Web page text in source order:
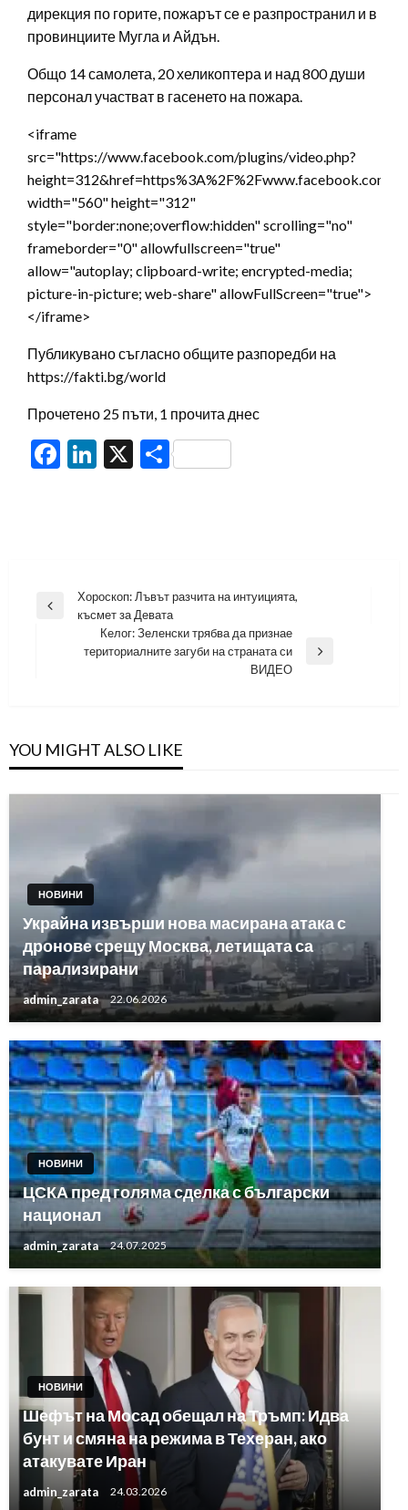
дирекция по горите, пожарът се е разпространил и в
провинциите Мугла и Айдън.
Общо 14 самолета, 20 хеликоптера и над 800 души
персонал участват в гасенето на пожара.
<iframe
src="https://www.facebook.com/plugins/video.php?
width="560" height="312"
style="border:none;overflow:hidden" scrolling="no"
frameborder="0" allowfullscreen="true"
allow="autoplay; clipboard-write; encrypted-media;
picture-in-picture; web-share" allowFullScreen="true">
</iframe>
Публикувано съгласно общите разпоредби на
https://fakti.bg/world
Прочетено 25 пъти, 1 прочита днес
Facebook
LinkedIn
X Share
Навигация
Previous
Хороскоп: Лъвът разчита на интуицията,
късмет за Девата
Келог: Зеленски трябва да признае
териториалните загуби на страната си
ВИДЕО
YOU MIGHT ALSO LIKE
НОВИНИ
Украйна извърши нова масирана атака с
дронове срещу Москва, летищата са
парализирани
admin_zarata 22.06.2026
НОВИНИ
ЦСКА пред голяма сделка с български
национал
admin_zarata 24.07.2025
НОВИНИ
Шефът на Мосад обещал на Тръмп: Идва
бунт и смяна на режима в Техеран, ако
атакувате Иран
admin_zarata 24.03.2026